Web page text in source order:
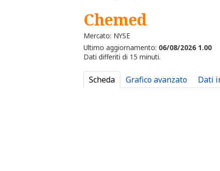
Chemed
Mercato: NYSE
Ultimo aggiornamento: 06/08/2026 1.00
Dati differiti di 15 minuti.
Scheda Grafico avanzato Dati